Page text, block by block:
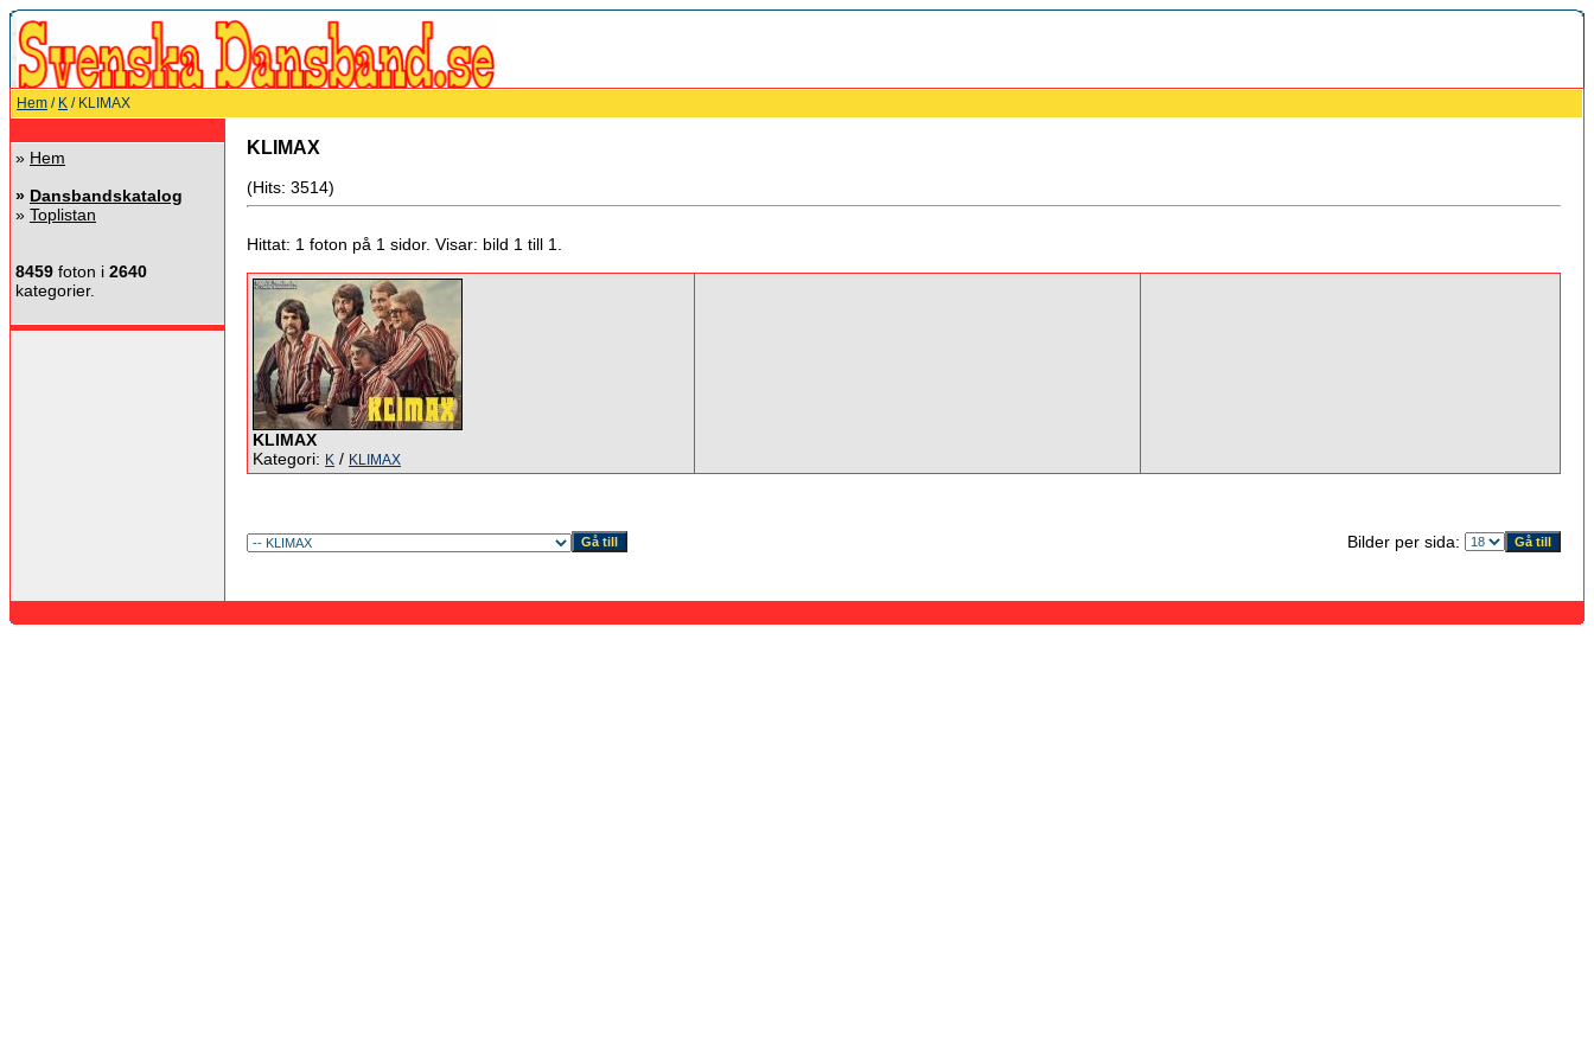
Hem / K / KLIMAX
» Hem
» Dansbandskatalog
» Toplistan
8459 foton i 2640
kategorier.
KLIMAX
(Hits: 3514)
Hittat: 1 foton på 1 sidor. Visar: bild 1 till 1.
KLIMAX
Kategori: K / KLIMAX
Bilder per sida: